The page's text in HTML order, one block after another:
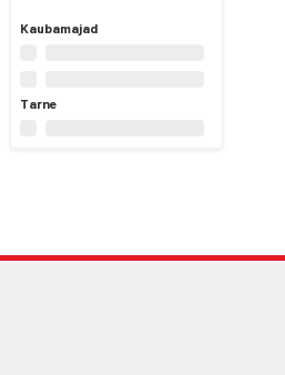
Kaubamajad
Tarne